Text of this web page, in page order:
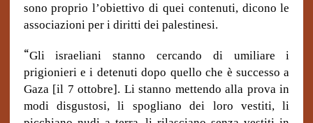
sono proprio l’obiettivo di quei contenuti, dicono le
associazioni per i diritti dei palestinesi.
“Gli israeliani stanno cercando di umiliare i
prigionieri e i detenuti dopo quello che è successo a
Gaza [il 7 ottobre]. Li stanno mettendo alla prova in
modi disgustosi, li spogliano dei loro vestiti, li